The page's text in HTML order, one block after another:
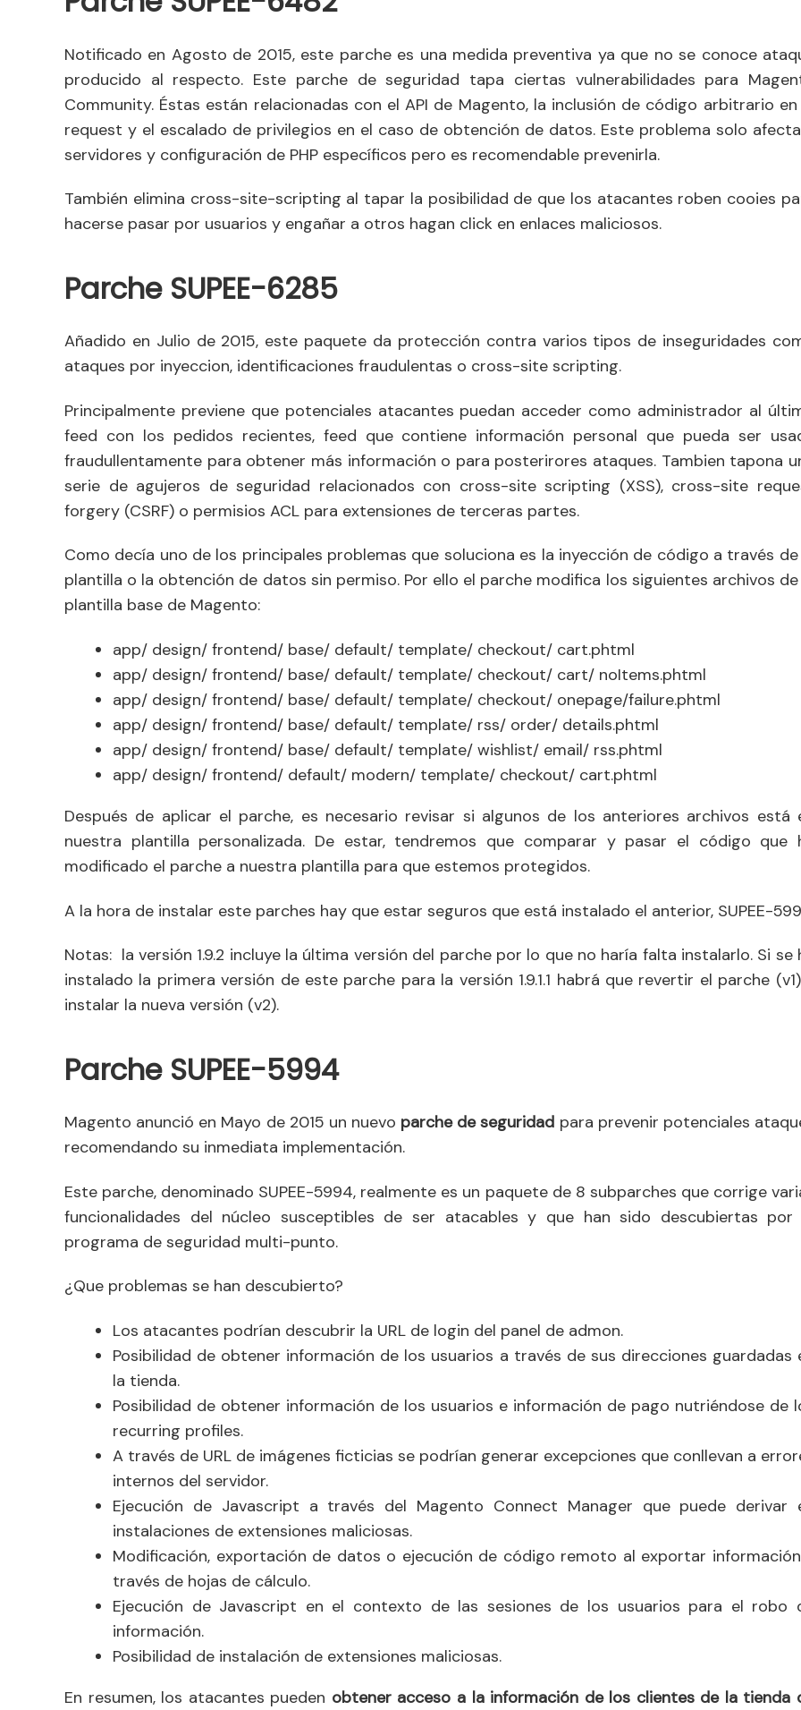
Notificado en Agosto de 2015, este parche es una medida preventiva ya que no se conoce
producido al respecto. Este parche de seguridad tapa ciertas vulnerabilidades para
Community. Éstas están relacionadas con el API de Magento, la inclusión de código arbitrario en
request y el escalado de privilegios en el caso de obtención de datos. Este problema solo
servidores y configuración de PHP específicos pero es recomendable prevenirla.
También elimina cross-site-scripting al tapar la posibilidad de que los atacantes roben cooies
hacerse pasar por usuarios y engañar a otros hagan click en enlaces maliciosos.
Parche SUPEE-6285
Añadido en Julio de 2015, este paquete da protección contra varios tipos de inseguridades
ataques por inyeccion, identificaciones fraudulentas o cross-site scripting.
Principalmente previene que potenciales atacantes puedan acceder como administrador al
feed con los pedidos recientes, feed que contiene información personal que pueda ser
fraudullentamente para obtener más información o para posterirores ataques. Tambien tapona
serie de agujeros de seguridad relacionados con cross-site scripting (XSS), cross-site
forgery (CSRF) o permisios ACL para extensiones de terceras partes.
Como decía uno de los principales problemas que soluciona es la inyección de código a través de
plantilla o la obtención de datos sin permiso. Por ello el parche modifica los siguientes archivos de
plantilla base de Magento:
app/ design/ frontend/ base/ default/ template/ checkout/ cart.phtml
app/ design/ frontend/ base/ default/ template/ checkout/ cart/ noItems.phtml
app/ design/ frontend/ base/ default/ template/ checkout/ onepage/failure.phtml
app/ design/ frontend/ base/ default/ template/ rss/ order/ details.phtml
app/ design/ frontend/ base/ default/ template/ wishlist/ email/ rss.phtml
app/ design/ frontend/ default/ modern/ template/ checkout/ cart.phtml
Después de aplicar el parche, es necesario revisar si algunos de los anteriores archivos está
nuestra plantilla personalizada. De estar, tendremos que comparar y pasar el código que
modificado el parche a nuestra plantilla para que estemos protegidos.
A la hora de instalar este parches hay que estar seguros que está instalado el anterior, SUPEE-
Notas: la versión 1.9.2 incluye la última versión del parche por lo que no haría falta instalarlo. Si se
instalado la primera versión de este parche para la versión 1.9.1.1 habrá que revertir el parche
instalar la nueva versión (v2).
Parche SUPEE-5994
Magento anunció en Mayo de 2015 un nuevo parche de seguridad para prevenir potenciales
recomendando su inmediata implementación.
Este parche, denominado SUPEE-5994, realmente es un paquete de 8 subparches que corrige
funcionalidades del núcleo susceptibles de ser atacables y que han sido descubiertas por
programa de seguridad multi-punto.
¿Que problemas se han descubierto?
Los atacantes podrían descubrir la URL de login del panel de admon.
Posibilidad de obtener información de los usuarios a través de sus direcciones guardadas
la tienda.
Posibilidad de obtener información de los usuarios e información de pago nutriéndose de
recurring profiles.
A través de URL de imágenes ficticias se podrían generar excepciones que conllevan a
internos del servidor.
Ejecución de Javascript a través del Magento Connect Manager que puede derivar
instalaciones de extensiones maliciosas.
Modificación, exportación de datos o ejecución de código remoto al exportar
través de hojas de cálculo.
Ejecución de Javascript en el contexto de las sesiones de los usuarios para el robo
información.
Posibilidad de instalación de extensiones maliciosas.
En resumen, los atacantes pueden obtener acceso a la información de los clientes de la tienda